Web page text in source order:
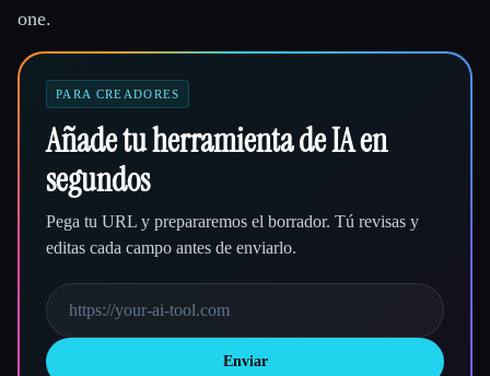
one.
PARA CREADORES
Añade tu herramienta de IA en
segundos
Pega tu URL y prepararemos el borrador. Tú revisas y
editas cada campo antes de enviarlo.
Enviar